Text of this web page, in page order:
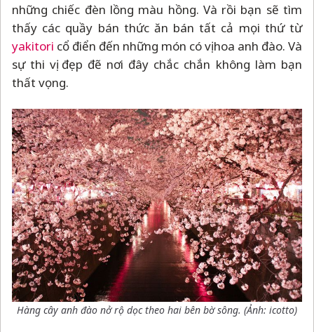
những chiếc đèn lồng màu hồng. Và rồi bạn sẽ tìm
thấy các quầy bán thức ăn bán tất cả mọi thứ từ
yakitori cổ điển đến những món có vị hoa anh đào. Và
sự thi vị đẹp đẽ nơi đây chắc chắn không làm bạn
thất vọng.
Hàng cây anh đào nở rộ dọc theo hai bên bờ sông. (Ảnh: icotto)